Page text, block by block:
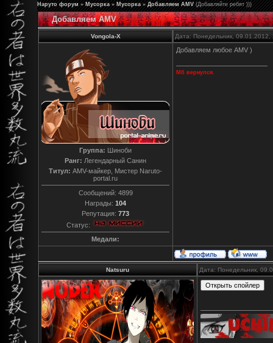
Наруто форум » Мусорка » Мусорка » Добавляем AMV (Добавляйте ребят )))
Добавляем AMV
Vongola-X Дата: Понедельник,
Группа: Шиноби
Ранг: Легендарный Санин
Титул: AMV-майкер, Мистер Naruto-
portal.ru
Сообщений: 4899
Награды: 104
Репутация: 773
Статус:
Медали:
Добавляем любое AMV )
Мб вернулся.
Natsuru Дата: Понедельник,